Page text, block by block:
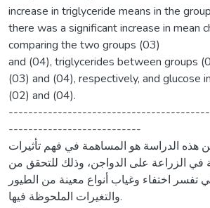
increase in triglyceride means in the
there was a significant increase in mean
comparing the two groups (03)
and (04), triglycerides between groups
(03) and (04), respectively, and glucose
(02) and (04).
---------------------------
هذه الدراسة هو المساهمة في فهم تأثيرات
في الزراعة على الدواجن، وذلك للتحقق من
تفسر اختفاء وغياب أنواع معينة من الطيور
والتغيرات الملحوظة فيها.